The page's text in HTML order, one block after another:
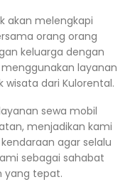
akan melengkapi
orang orang
keluarga dengan
layanan
wisata dari Kulorental.
sewa mobil
menjadikan kami
agar selalu
sebagai sahabat
yang tepat.